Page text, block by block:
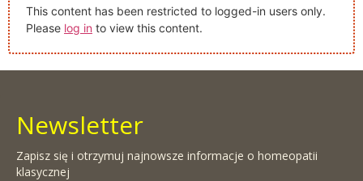
This content has been restricted to logged-in users only.
Please log in to view this content.
Newsletter
Zapisz się i otrzymuj najnowsze informacje o homeopatii
klasycznej